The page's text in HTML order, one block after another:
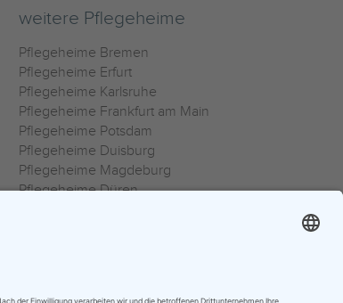
weitere Pflegeheime
Pflegeheime Bremen
Pflegeheime Erfurt
Pflegeheime Karlsruhe
Pflegeheime Frankfurt am Main
Pflegeheime Potsdam
Pflegeheime Duisburg
Pflegeheime Magdeburg
Pflegeheime Düren